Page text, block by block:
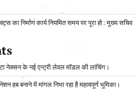
का निर्माण कार्य नियमित समय पर पूरा हो : मुख्य सचिव
नेक्सन के नई एन्ट्री लेवल मॉडल की लांचिंग।
हब बनाने में मांगल निभा रहा है महत्वपूर्ण भूमिका।